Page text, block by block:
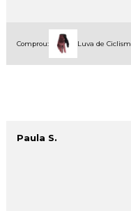
Comprou: Luva de
Paula S.